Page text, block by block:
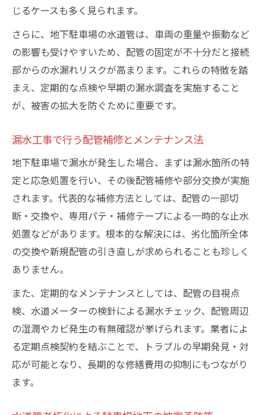
じるケースも多く見られます。
さらに、地下駐車場の水道管は、車両の重量や振動など
の影響も受けやすいため、配管の固定が不十分だと接続
部からの水漏れリスクが高まります。これらの特徴を踏
まえ、定期的な点検や早期の漏水調査を実施すること
が、被害の拡大を防ぐために重要です。
漏水工事で行う配管補修とメンテナンス法
地下駐車場で漏水が発生した場合、まずは漏水箇所の特
定と応急処置を行い、その後配管補修や部分交換が実施
されます。代表的な補修方法としては、配管の一部切
断・交換や、専用パテ・補修テープによる一時的な止水
処置などがあります。根本的な解決には、劣化箇所全体
の交換や新規配管の引き直しが求められることも珍しく
ありません。
また、定期的なメンテナンスとしては、配管の目視点
検、水道メーターの検針による漏水チェック、配管周辺
の湿潤やカビ発生の有無確認が挙げられます。業者によ
る定期点検契約を結ぶことで、トラブルの早期発見・対
応が可能となり、長期的な修繕費用の抑制にもつながり
ます。